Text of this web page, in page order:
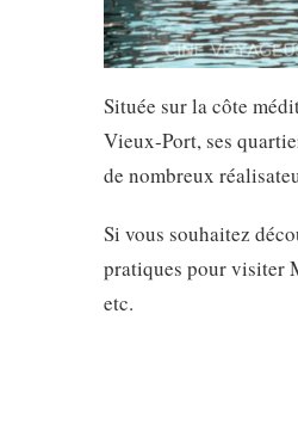
Située sur la côte
Vieux‑Port, ses
de nombreux
Si vous souhaitez
pratiques pour visiter
etc.